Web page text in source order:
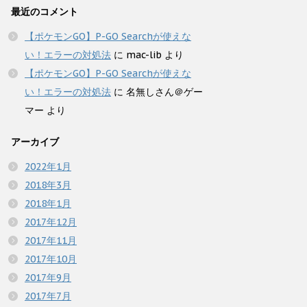
最近のコメント
【ポケモンGO】P-GO Searchが使えな
い！エラーの対処法 に mac-lib より
【ポケモンGO】P-GO Searchが使えな
い！エラーの対処法 に 名無しさん＠ゲー
マー より
アーカイブ
2022年1月
2018年3月
2018年1月
2017年12月
2017年11月
2017年10月
2017年9月
2017年7月